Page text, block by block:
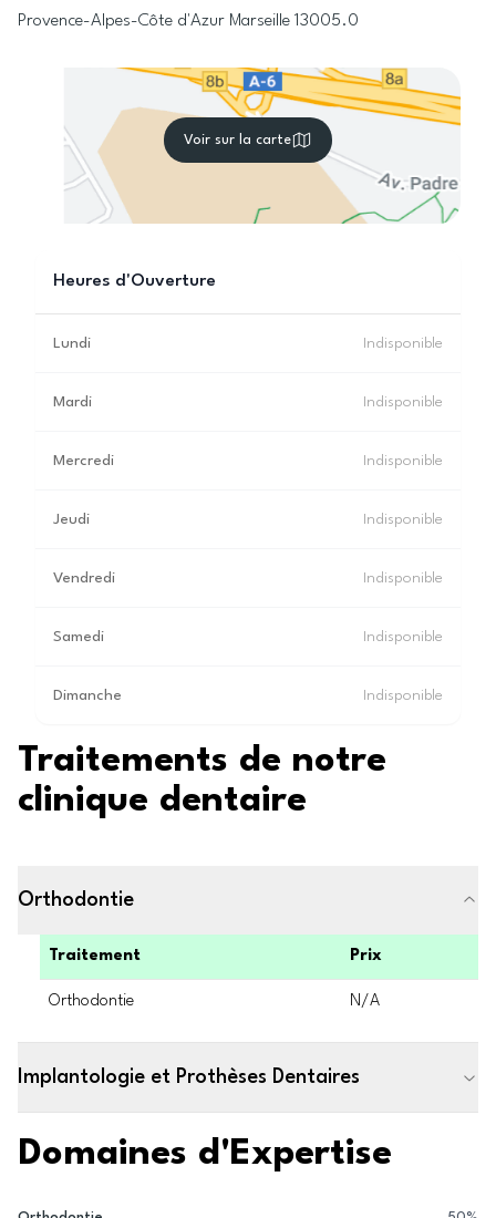
Provence-Alpes-Côte d'Azur Marseille 13005.0
Voir sur la carte
Heures d'Ouverture
Lundi Indisponible
Mardi Indisponible
Mercredi Indisponible
Jeudi Indisponible
Vendredi Indisponible
Samedi Indisponible
Dimanche Indisponible
Traitements de notre
clinique dentaire
Orthodontie
Traitement Prix
Orthodontie N/A
Implantologie et Prothèses Dentaires
Domaines d'Expertise